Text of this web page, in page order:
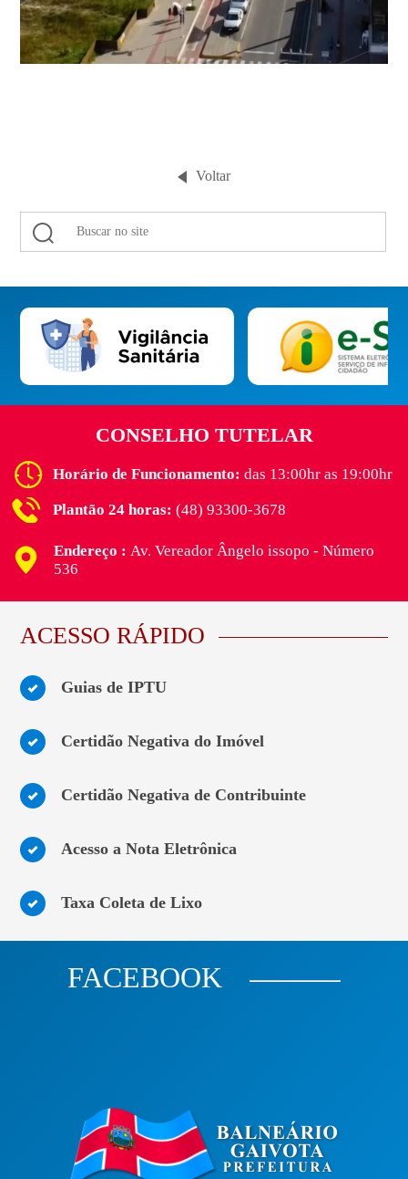
Voltar
CONSELHO TUTELAR
Horário de Funcionamento:das 13:00hr as 19:00hr
Plantão 24 horas: (48) 93300-3678
Endereço : Av. Vereador Ângelo issopo - Número
536
ACESSO RÁPIDO
Guias de IPTU
Certidão Negativa do Imóvel
Certidão Negativa de Contribuinte
Acesso a Nota Eletrônica
Taxa Coleta de Lixo
FACEBOOK